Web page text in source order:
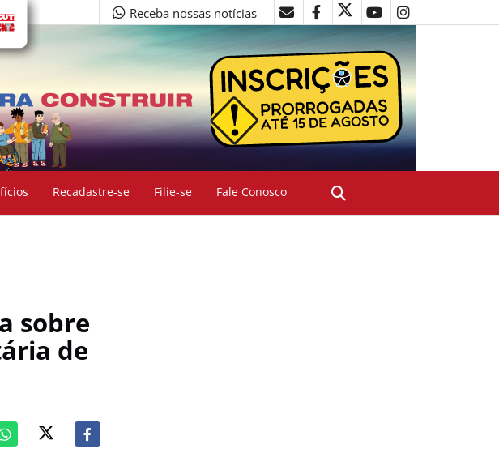
Receba nossas notícias
Recadastre-se Filie-se Fale Conosco
sobre
de